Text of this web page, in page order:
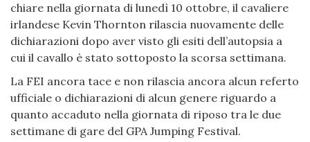
chiare nella giornata di lunedì 10 ottobre, il cavaliere
irlandese Kevin Thornton rilascia nuovamente delle
dichiarazioni dopo aver visto gli esiti dell’autopsia a
cui il cavallo è stato sottoposto la scorsa settimana.
La FEI ancora tace e non rilascia ancora alcun referto
ufficiale o dichiarazioni di alcun genere riguardo a
quanto accaduto nella giornata di riposo tra le due
settimane di gare del GPA Jumping Festival.